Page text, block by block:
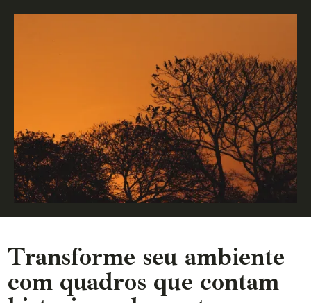
Transforme seu ambiente
com quadros que contam